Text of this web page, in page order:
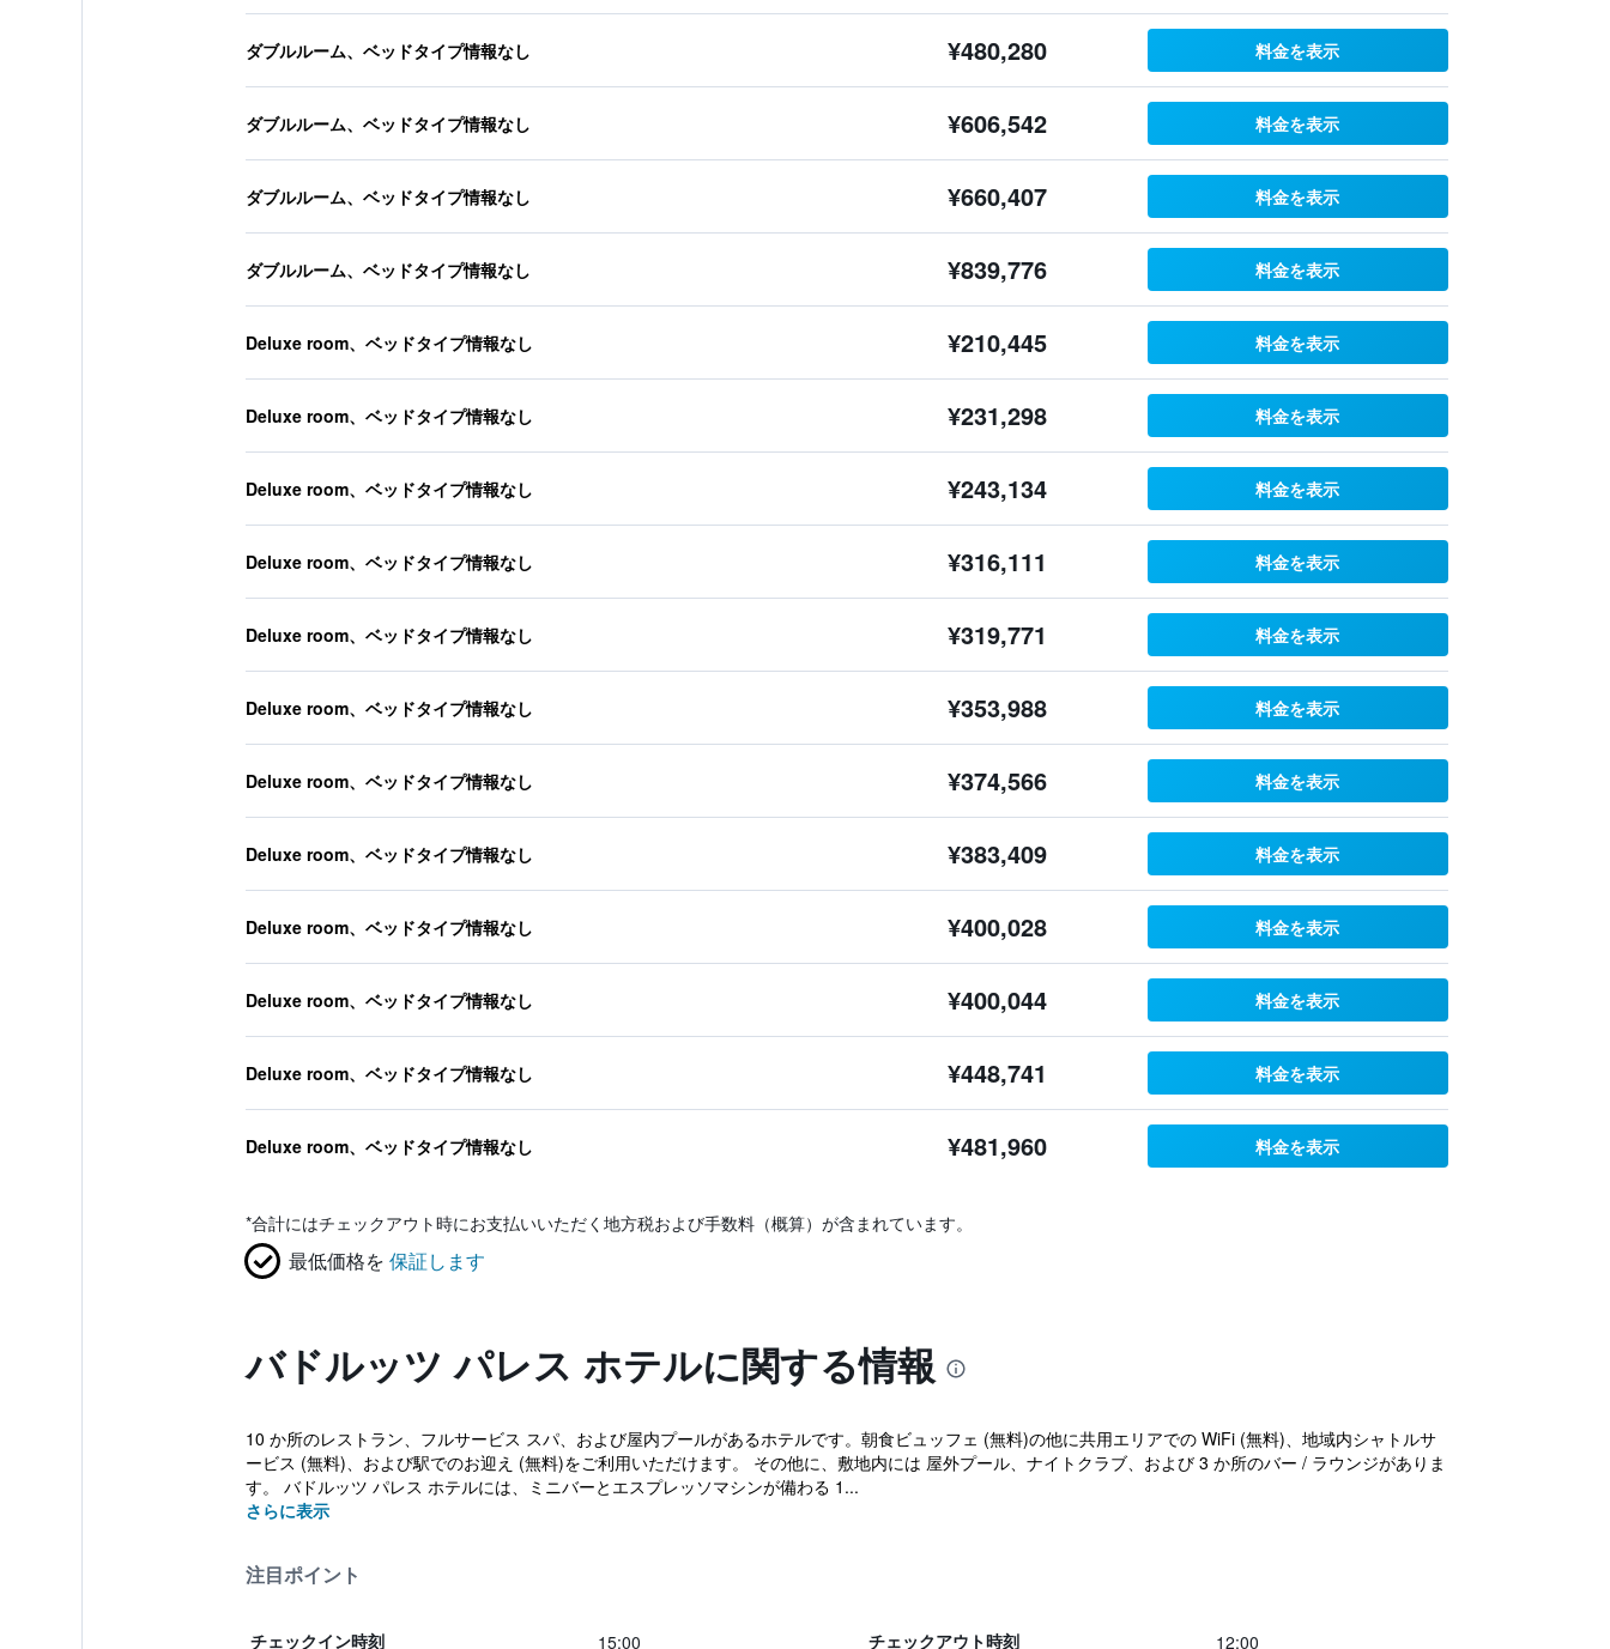
ダブルルーム、ベッドタイプ情報なし ¥480,280 料金を表示
ダブルルーム、ベッドタイプ情報なし ¥606,542 料金を表示
ダブルルーム、ベッドタイプ情報なし ¥660,407 料金を表示
ダブルルーム、ベッドタイプ情報なし ¥839,776 料金を表示
Deluxe room、ベッドタイプ情報なし ¥210,445 料金を表示
Deluxe room、ベッドタイプ情報なし ¥231,298 料金を表示
Deluxe room、ベッドタイプ情報なし ¥243,134 料金を表示
Deluxe room、ベッドタイプ情報なし ¥316,111 料金を表示
Deluxe room、ベッドタイプ情報なし ¥319,771 料金を表示
Deluxe room、ベッドタイプ情報なし ¥353,988 料金を表示
Deluxe room、ベッドタイプ情報なし ¥374,566 料金を表示
Deluxe room、ベッドタイプ情報なし ¥383,409 料金を表示
Deluxe room、ベッドタイプ情報なし ¥400,028 料金を表示
Deluxe room、ベッドタイプ情報なし ¥400,044 料金を表示
Deluxe room、ベッドタイプ情報なし ¥448,741 料金を表示
Deluxe room、ベッドタイプ情報なし ¥481,960 料金を表示
*合計にはチェックアウト時にお支払いいただく地方税および手数料（概算）が含まれています。
最低価格を 保証します
バドルッツ パレス ホテルに関する情報
10 か所のレストラン、フルサービス スパ、および屋内プールがあるホテルです。朝食ビュッフェ (無料)の他に共用エリアでの WiFi (無料)、地域内シャトルサ
ービス (無料)、および駅でのお迎え (無料)をご利用いただけます。 その他に、敷地内には 屋外プール、ナイトクラブ、および 3 か所のバー / ラウンジがありま
す。 バドルッツ パレス ホテルには、ミニバーとエスプレッソマシンが備わる 1...
さらに表示
注目ポイント
チェックイン時刻 15:00 チェックアウト時刻 12:00